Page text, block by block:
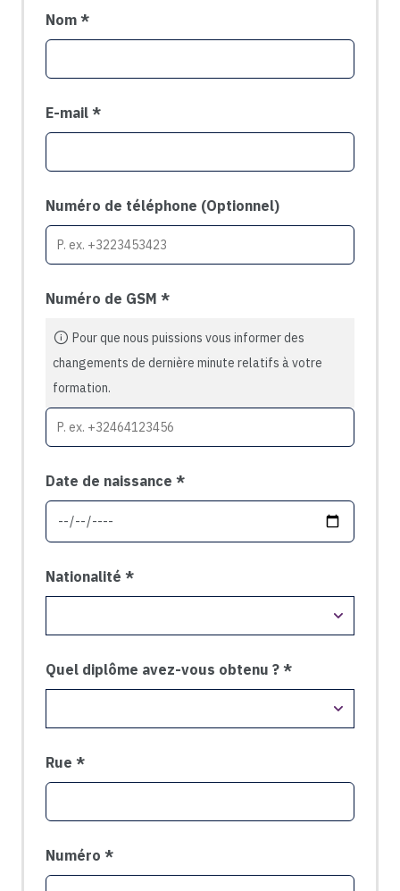
Nom
E-mail
Numéro de téléphone (Optionnel)
Numéro de GSM
Pour que nous puissions vous informer des
changements de dernière minute relatifs à votre
formation.
Date de naissance
Nationalité
Quel diplôme avez-vous obtenu ?
Rue
Numéro